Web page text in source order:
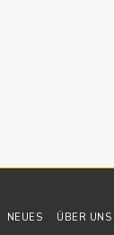
NEUES ÜBER UNS